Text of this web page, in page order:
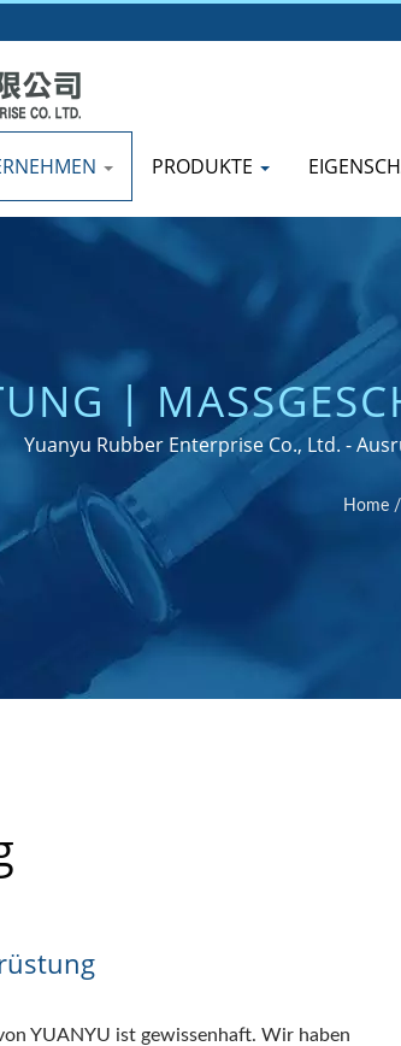
PRODUKTE
|
UND -
Yuanyu Rubber Enterprise Co., Ltd. -
Home /
YUANYU ist gewissenhaft. Wir haben